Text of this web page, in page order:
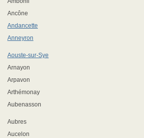
Ancône
Andancette
Anneyron
Aouste-sur-Sye
Arnayon
Arpavon
Arthémonay
Aubenasson
Aubres
Aucelon